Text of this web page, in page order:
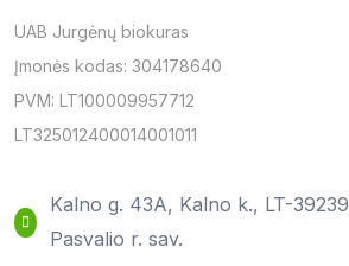
UAB Jurgėnų biokuras
Įmonės kodas: 304178640
PVM: LT100009957712
LT325012400014001011
Kalno g. 43A, Kalno k., LT-39239
Pasvalio r. sav.